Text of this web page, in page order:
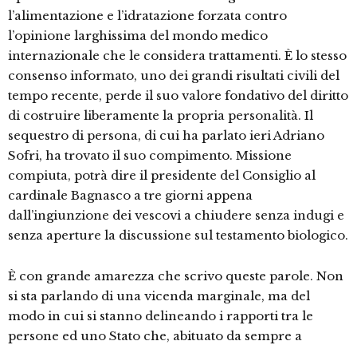
l’alimentazione e l’idratazione forzata contro
l’opinione larghissima del mondo medico
internazionale che le considera trattamenti. È lo stesso
consenso informato, uno dei grandi risultati civili del
tempo recente, perde il suo valore fondativo del diritto
di costruire liberamente la propria personalità. Il
sequestro di persona, di cui ha parlato ieri Adriano
Sofri, ha trovato il suo compimento. Missione
compiuta, potrà dire il presidente del Consiglio al
cardinale Bagnasco a tre giorni appena
dall’ingiunzione dei vescovi a chiudere senza indugi e
senza aperture la discussione sul testamento biologico.
È con grande amarezza che scrivo queste parole. Non
si sta parlando di una vicenda marginale, ma del
modo in cui si stanno delineando i rapporti tra le
persone ed uno Stato che, abituato da sempre a